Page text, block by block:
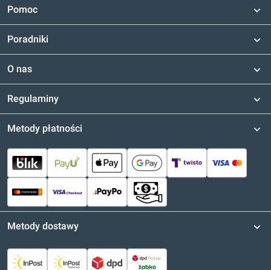
Pomoc
Poradniki
O nas
Regulaminy
Metody płatności
Metody dostawy